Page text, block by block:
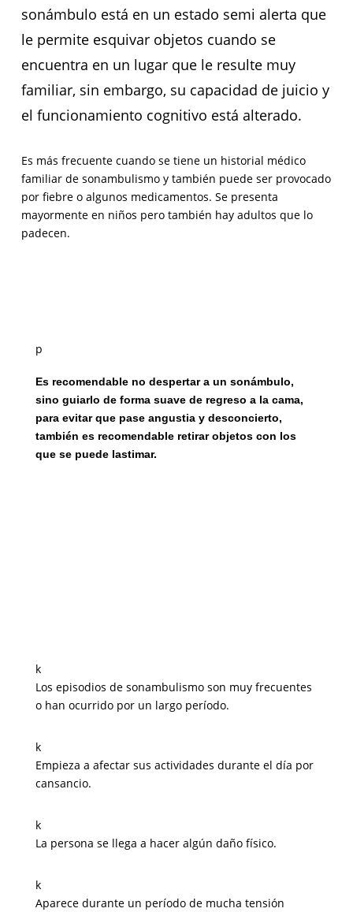
sonámbulo está en un estado semi alerta que
le permite esquivar objetos cuando se
encuentra en un lugar que le resulte muy
familiar, sin embargo, su capacidad de juicio y
el funcionamiento cognitivo está alterado.
Es más frecuente cuando se tiene un historial médico
familiar de sonambulismo y también puede ser provocado
por fiebre o algunos medicamentos. Se presenta
mayormente en niños pero también hay adultos que lo
padecen.
p
Es recomendable no despertar a un sonámbulo,
sino guiarlo de forma suave de regreso a la cama,
para evitar que pase angustia y desconcierto,
también es recomendable retirar objetos con los
que se puede lastimar.
k
Los episodios de sonambulismo son muy frecuentes
o han ocurrido por un largo período.
k
Empieza a afectar sus actividades durante el día por
cansancio.
k
La persona se llega a hacer algún daño físico.
k
Aparece durante un período de mucha tensión